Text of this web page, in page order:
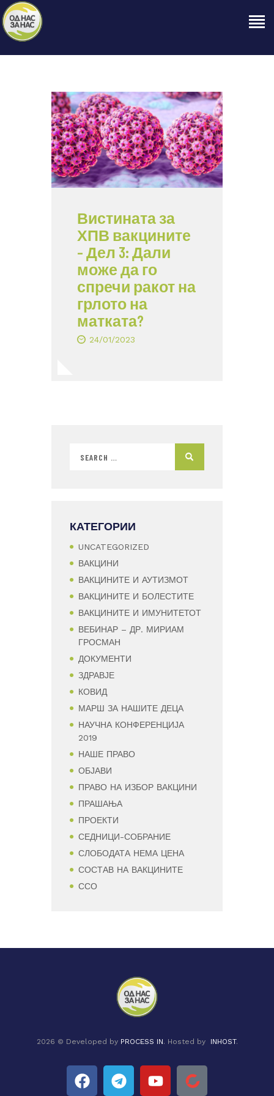
ЗА НАС
НАШЕ ПРАВО
ОБЈАВИ
ПРОЕКТИ
КОНТАКТ
Вистината за
ХПВ вакцините
– Дел 3: Дали
може да го
спречи ракот на
грлото на
матката?
24/01/2023
КАТЕГОРИИ
UNCATEGORIZED
ВАКЦИНИ
ВАКЦИНИТЕ И АУТИЗМОТ
ВАКЦИНИТЕ И БОЛЕСТИТЕ
ВАКЦИНИТЕ И ИМУНИТЕТОТ
ВЕБИНАР – ДР. МИРИАМ
ГРОСМАН
ДОКУМЕНТИ
ЗДРАВЈЕ
КОВИД
МАРШ ЗА НАШИТЕ ДЕЦА
НАУЧНА КОНФЕРЕНЦИЈА
2019
НАШЕ ПРАВО
ОБЈАВИ
ПРАВО НА ИЗБОР ВАКЦИНИ
ПРАШАЊА
ПРОЕКТИ
СЕДНИЦИ-СОБРАНИЕ
СЛОБОДАТА НЕМА ЦЕНА
СОСТАВ НА ВАКЦИНИТЕ
ССО
2026 © Developed by PROCESS IN. Hosted by INHOST.